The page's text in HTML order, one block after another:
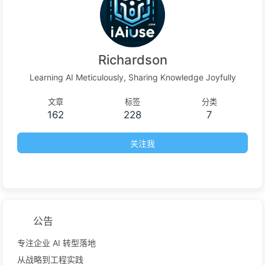
Richardson
Learning AI Meticulously, Sharing Knowledge Joyfully
文章
162
标签
228
分类
7
关注我
公告
专注企业 AI 转型落地
从战略到工程实践